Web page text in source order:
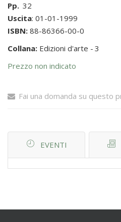
Pp. 32
Uscita: 01-01-1999
ISBN: 88-86366-00-0
Collana: Edizioni d'arte - 3
Prezzo non indicato
Fai una domanda su questo
EVENTI